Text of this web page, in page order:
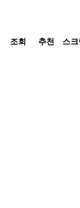
조회 추천 스